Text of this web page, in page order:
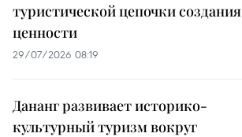
туристической цепочки создания
ценности
29/07/2026 08:19
Дананг развивает историко-
культурный туризм вокруг